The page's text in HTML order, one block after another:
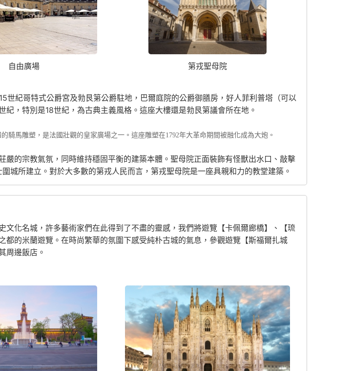
自由廣場
第戎聖母院
世紀哥特式公爵宮及勃艮第公爵駐地，巴爾庭院的公爵御膳房，好人菲利普塔（可以
，特別是18世紀，為古典主義風格。這座大樓還是勃艮第議會所在地。
馬雕塑，是法國壯觀的皇家廣場之一。這座雕塑在1792年大革命期間被融化成為大炮。
的宗教氣氛，同時維持穩固平衡的建築本體。聖母院正面裝飾有怪獸出水口、敲擊
城所建立。對於大多數的第戎人民而言，第戎聖母院是一座具親和力的教堂建築。
化名城，許多藝術家們在此得到了不盡的靈感，我們將遊覽【卡佩爾廊橋】、【琉
的米蘭遊覽。在時尚繁華的氛圍下感受純朴古城的氣息，參觀遊覽【斯福爾扎城
周邊飯店。